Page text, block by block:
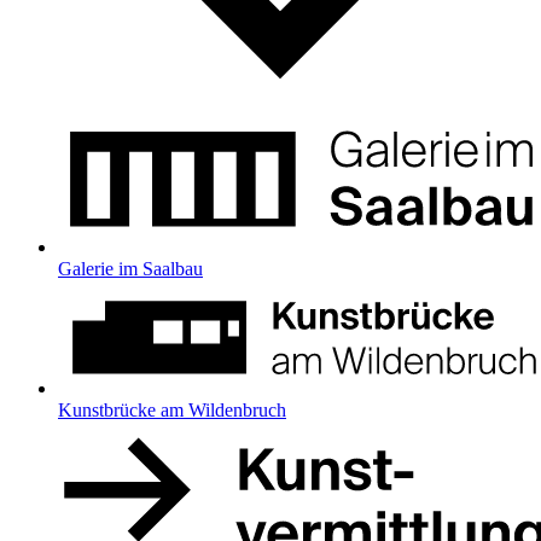
Galerie im Saalbau
Kunstbrücke am Wildenbruch